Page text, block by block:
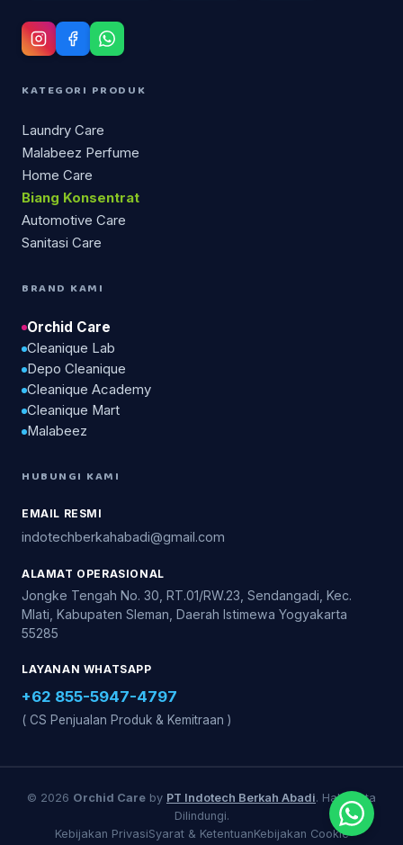
KATEGORI PRODUK
Laundry Care
Malabeez Perfume
Home Care
Biang Konsentrat
Automotive Care
Sanitasi Care
BRAND KAMI
Orchid Care
Cleanique Lab
Depo Cleanique
Cleanique Academy
Cleanique Mart
Malabeez
HUBUNGI KAMI
EMAIL RESMI
indotechberkahabadi@gmail.com
ALAMAT OPERASIONAL
Jongke Tengah No. 30, RT.01/RW.23, Sendangadi, Kec.
Mlati, Kabupaten Sleman, Daerah Istimewa Yogyakarta
55285
LAYANAN WHATSAPP
+62 855-5947-4797
( CS Penjualan Produk & Kemitraan )
© 2026 Orchid Care by PT Indotech Berkah Abadi. Hak Cipta
Dilindungi.
Kebijakan PrivasiSyarat & KetentuanKebijakan Cookie